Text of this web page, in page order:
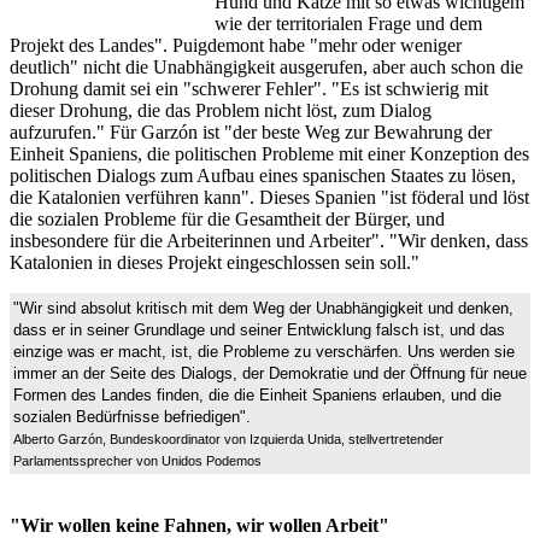
wie der territorialen Frage und dem
Projekt des Landes". Puigdemont habe "mehr oder weniger
deutlich" nicht die Unabhängigkeit ausgerufen, aber auch schon die
Drohung damit sei ein "schwerer Fehler". "Es ist schwierig mit
dieser Drohung, die das Problem nicht löst, zum Dialog
aufzurufen." Für Garzón ist "der beste Weg zur Bewahrung der
Einheit Spaniens, die politischen Probleme mit einer Konzeption des
politischen Dialogs zum Aufbau eines spanischen Staates zu lösen,
die Katalonien verführen kann". Dieses Spanien "ist föderal und löst
die sozialen Probleme für die Gesamtheit der Bürger, und
insbesondere für die Arbeiterinnen und Arbeiter". "Wir denken, dass
Katalonien in dieses Projekt eingeschlossen sein soll."
"Wir sind absolut kritisch mit dem Weg der Unabhängigkeit und denken,
dass er in seiner Grundlage und seiner Entwicklung falsch ist, und das
einzige was er macht, ist, die Probleme zu verschärfen. Uns werden sie
immer an der Seite des Dialogs, der Demokratie und der Öffnung für neue
Formen des Landes finden, die die Einheit Spaniens erlauben, und die
sozialen Bedürfnisse befriedigen".
Alberto Garzón, Bundeskoordinator von Izquierda Unida, stellvertretender
Parlamentssprecher von Unidos Podemos
"Wir wollen keine Fahnen, wir wollen Arbeit"